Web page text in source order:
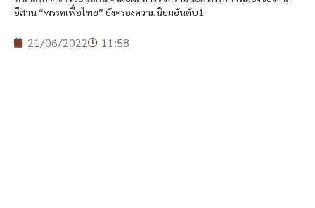
อีสาน “พรรคเพื่อไทย” ยังครองความนิยมอันดับ1
21/06/2022 11:58